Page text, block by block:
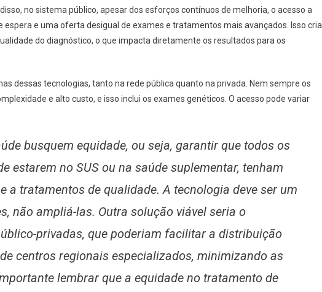
no sistema público, apesar dos esforços contínuos de melhoria, o acesso a
espera e uma oferta desigual de exames e tratamentos mais avançados. Isso cria
do diagnóstico, o que impacta diretamente os resultados para os
dessas tecnologias, tanto na rede pública quanto na privada. Nem sempre os
e alto custo, e isso inclui os exames genéticos. O acesso pode variar
busquem equidade, ou seja, garantir que todos os
estarem no SUS ou na saúde suplementar, tenham
a tratamentos de qualidade. A tecnologia deve ser um
não ampliá-las. Outra solução viável seria o
privadas, que poderiam facilitar a distribuição
centros regionais especializados, minimizando as
lembrar que a equidade no tratamento de